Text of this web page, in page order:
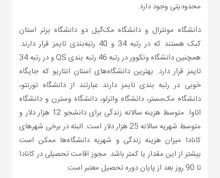
محدودیتی وجود دارد.
دانشگاه مونترال و دانشگاه مک‌گیل دو دانشگاه برتر استان
کبک هستند که در رتبه 34 و 40 رتبه‌بندی تایمز قرار دارند.
همچنین دانشگاه ونکوور در رتبه 46 رتبه بندی QS و در رتبه 34
تایمز قرار دارد. بهترین دانشگاه‌های استان انتاریو که جایگاه
خوبی در رتبه بندی تایمز دارند عبارتند از دانشگاه تورنتو،
دانشگاه مک‌مستر، دانشگاه واترلو، دانشگاه وسترن و دانشگاه
اتاوا. متوسط هزینه سالانه زندگی برای دانشجو 12 هزار دلار و
متوسط شهریه سالانه 25 هزار دلار است. البته در برخی شهرهای
کانادا میزان هزینه زندگی و شهریه دانشگاه‌ها ممکن است
بیشتر از این مقدار یا کمتر باشد. مجوز اقامت تحصیلی در کانادا
تا 90 روز بعد از پایان دوره تحصیل معتبر است.